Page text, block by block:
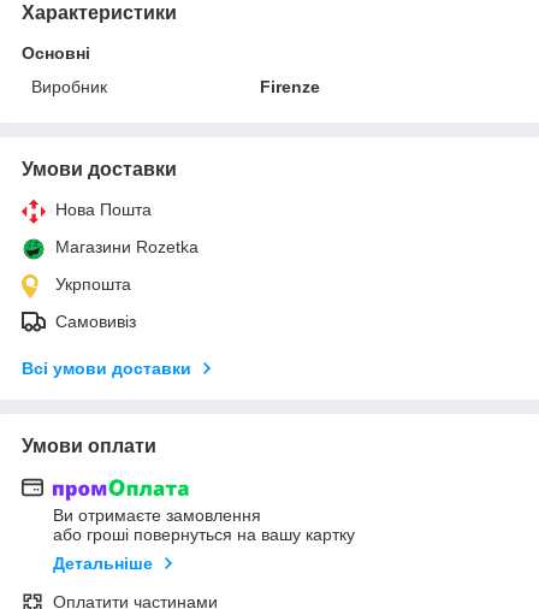
Характеристики
Основні
Виробник
Firenze
Умови доставки
Нова Пошта
Магазини Rozetka
Укрпошта
Самовивіз
Всі умови доставки
Умови оплати
Ви отримаєте замовлення
або гроші повернуться на вашу картку
Детальніше
Оплатити частинами